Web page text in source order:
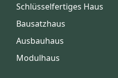
Schlüsselfertiges Haus
Bausatzhaus
Ausbauhaus
Modulhaus